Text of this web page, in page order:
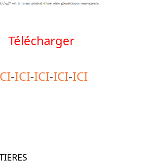
Télécharger
-ICI-ICI-ICI-ICI